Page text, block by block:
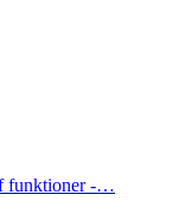
funktioner -…